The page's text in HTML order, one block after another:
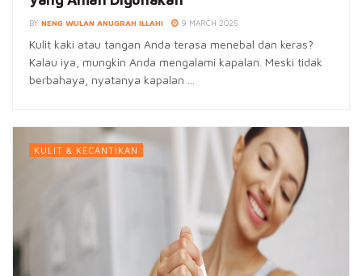
BY NENG WULAN ANUGRAH ILLAHI 9 MARCH 2025
Kulit kaki atau tangan Anda terasa menebal dan keras?
Kalau iya, mungkin Anda mengalami kapalan. Meski tidak
berbahaya, nyatanya kapalan ...
KULIT & KECANTIKAN